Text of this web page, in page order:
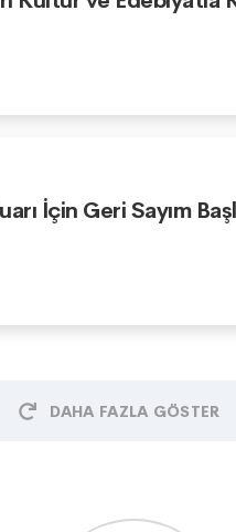
İçin Geri Sayım
DAHA FAZLA GÖSTER